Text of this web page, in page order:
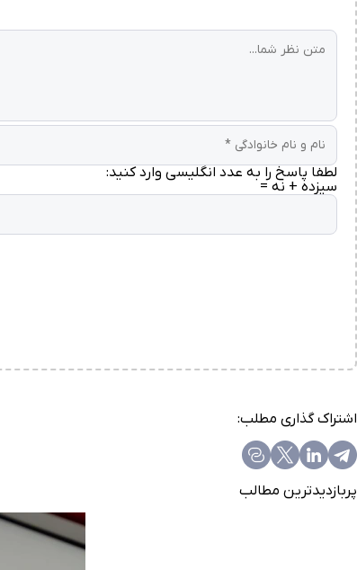
لطفا پاسخ را به عدد انگلیسی وارد کنید:
سیزده + نه =
اشتراک گذاری مطلب:
پربازدیدترین مطالب